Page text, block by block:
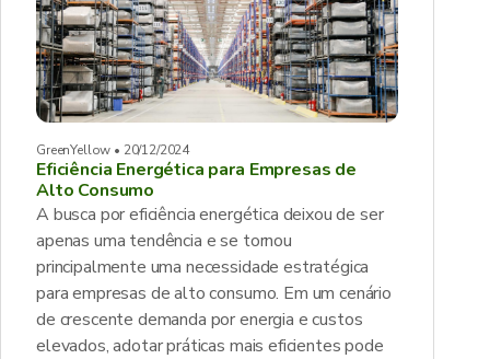
GreenYellow • 20/12/2024
Eficiência Energética para Empresas de
Alto Consumo
A busca por eficiência energética deixou de ser
apenas uma tendência e se tornou
principalmente uma necessidade estratégica
para empresas de alto consumo. Em um cenário
de crescente demanda por energia e custos
elevados, adotar práticas mais eficientes pode